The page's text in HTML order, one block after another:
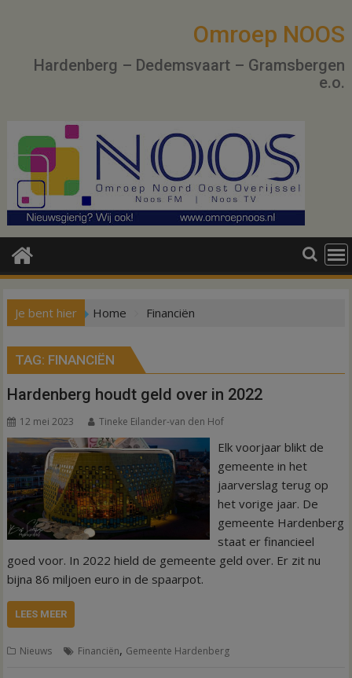
Omroep NOOS
Hardenberg – Dedemsvaart – Gramsbergen
e.o.
Je bent hier Home Financiën
TAG: FINANCIËN
Hardenberg houdt geld over in 2022
12 mei 2023 Tineke Eilander-van den Hof
Elk voorjaar blikt de
gemeente in het
jaarverslag terug op
het vorige jaar. De
gemeente Hardenberg
staat er financieel
goed voor. In 2022 hield de gemeente geld over. Er zit nu
bijna 86 miljoen euro in de spaarpot.
LEES MEER
Nieuws Financiën, Gemeente Hardenberg